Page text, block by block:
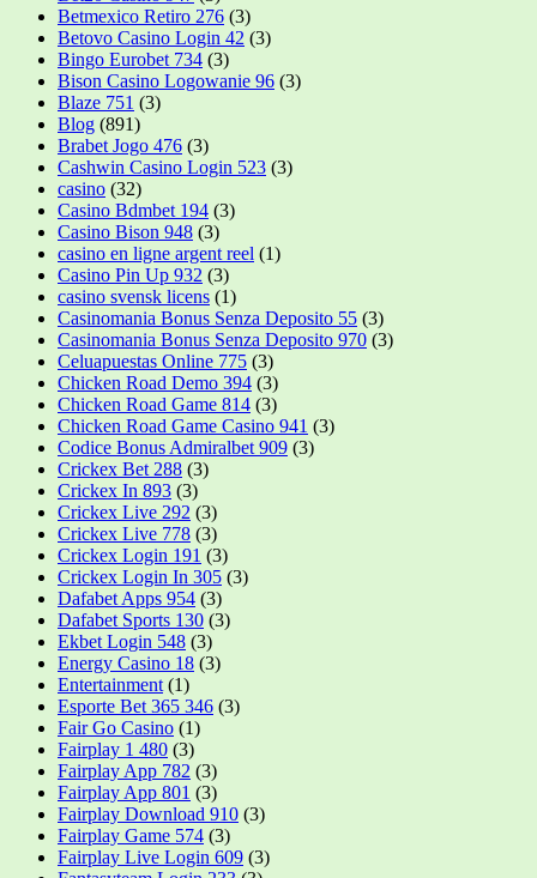
Betmexico Retiro 276 (3)
Betovo Casino Login 42 (3)
Bingo Eurobet 734 (3)
Bison Casino Logowanie 96 (3)
Blaze 751 (3)
Blog (891)
Brabet Jogo 476 (3)
Cashwin Casino Login 523 (3)
casino (32)
Casino Bdmbet 194 (3)
Casino Bison 948 (3)
casino en ligne argent reel (1)
Casino Pin Up 932 (3)
casino svensk licens (1)
Casinomania Bonus Senza Deposito 55 (3)
Casinomania Bonus Senza Deposito 970 (3)
Celuapuestas Online 775 (3)
Chicken Road Demo 394 (3)
Chicken Road Game 814 (3)
Chicken Road Game Casino 941 (3)
Codice Bonus Admiralbet 909 (3)
Crickex Bet 288 (3)
Crickex In 893 (3)
Crickex Live 292 (3)
Crickex Live 778 (3)
Crickex Login 191 (3)
Crickex Login In 305 (3)
Dafabet Apps 954 (3)
Dafabet Sports 130 (3)
Ekbet Login 548 (3)
Energy Casino 18 (3)
Entertainment (1)
Esporte Bet 365 346 (3)
Fair Go Casino (1)
Fairplay 1 480 (3)
Fairplay App 782 (3)
Fairplay App 801 (3)
Fairplay Download 910 (3)
Fairplay Game 574 (3)
Fairplay Live Login 609 (3)